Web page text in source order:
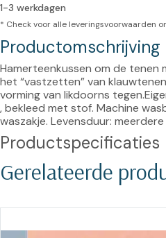
1-3 werkdagen
* Check voor alle leveringsvoorwaarden
Productomschrijving
Hamerteenkussen om de tenen
het “vastzetten” van
vorming van likdoorns
, bekleed met stof. Machine
waszakje. Levensduur:
Productspecificaties
Gerelateerde